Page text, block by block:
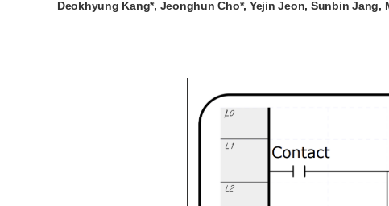
Deokhyung Kang*, Jeonghun Cho*, Yejin Jeon, Sunbin